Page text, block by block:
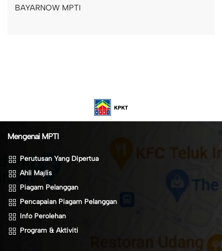
BAYARNOW MPTI
Mengenai MPTI
Perutusan Yang Dipertua
Ahli Majlis
Piagam Pelanggan
Pencapaian Piagam Pelanggan
Info Perolehan
Program & Aktiviti